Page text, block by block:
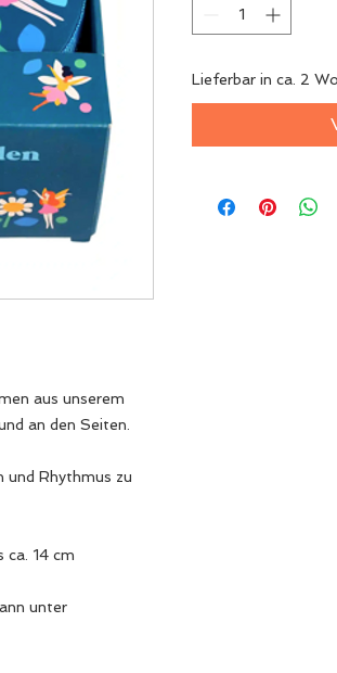
aus unserem
an den Seiten.
und Rhythmus zu
ca. 14 cm
unter
Lieferbar in ca. 2